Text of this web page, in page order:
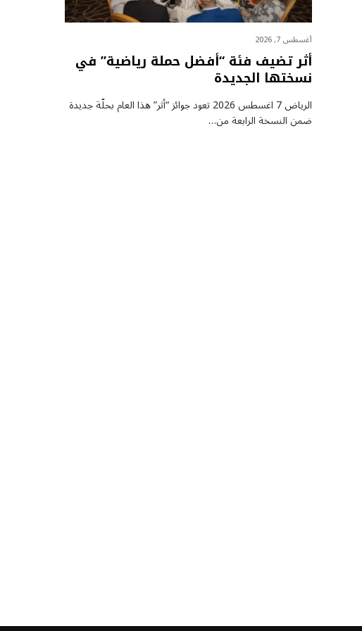
أغسطس 7, 2026
أثر تضيف فئة “أفضل حملة رياضية” في
نسختها الجديدة
الرياض 7 اغسطس 2026 تعود جوائز “أثر” هذا العام بحلّة جديدة
ضمن النسخة الرابعة من…